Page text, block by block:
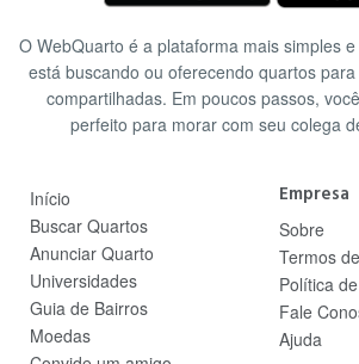
O WebQuarto é a plataforma mais simples
está buscando ou oferecendo quartos
compartilhadas. Em poucos passos,
perfeito para morar com seu colega
Início
Buscar Quartos
Anunciar Quarto
Universidades
Guia de Bairros
Moedas
Empresa
Sobre
Termos
Política
Fale
Ajuda